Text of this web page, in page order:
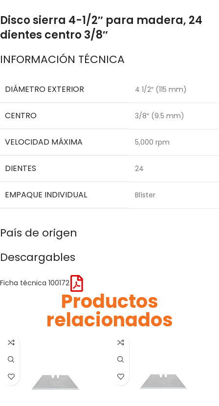
Disco sierra 4-1/2″ para madera, 24
dientes centro 3/8″
INFORMACIÓN TÉCNICA
DIÁMETRO EXTERIOR 4 1/2″ (115 mm)
CENTRO 3/8″ (9.5 mm)
VELOCIDAD MÁXIMA 5,000 rpm
DIENTES 24
EMPAQUE INDIVIDUAL Blíster
País de origen
Descargables
Ficha técnica 100172
Productos
relacionados